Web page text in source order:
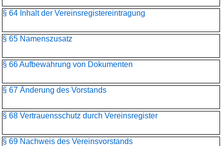
§ 64 Inhalt der Vereinsregistereintragung
§ 65 Namenszusatz
§ 66 Aufbewahrung von Dokumenten
§ 67 Änderung des Vorstands
§ 68 Vertrauensschutz durch Vereinsregister
§ 69 Nachweis des Vereinsvorstands